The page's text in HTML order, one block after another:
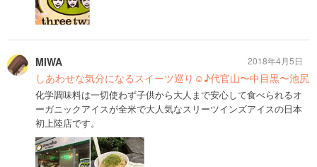
MIWA
しあわせな気分になるスイーツ巡り☺︎♪代官山〜中目黒〜池尻
化学調味料は一切使わず子供から大人まで安心して食べられるオ
ーガニックアイスが全米で大人気なスリーツインズアイスの日本
初上陸店です。
2018年4月5日